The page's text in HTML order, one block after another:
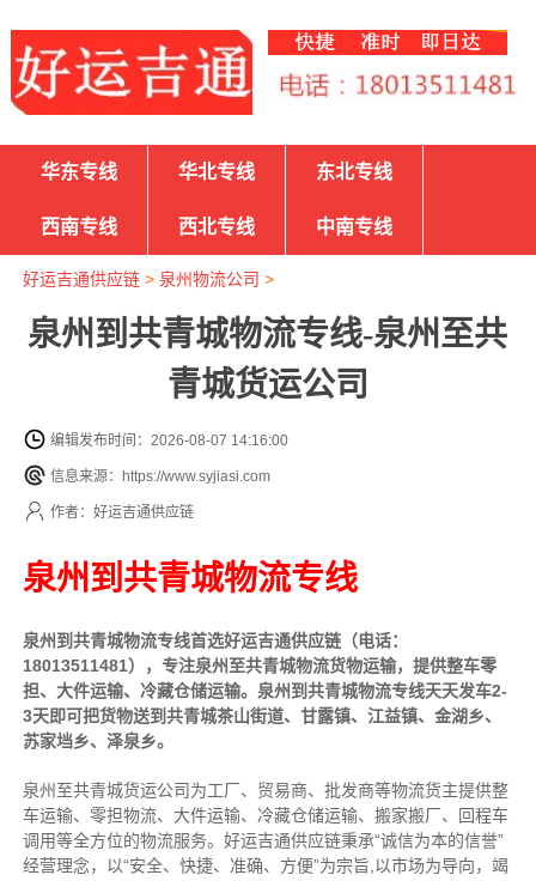
华东专线 华北专线 东北专线
西南专线 西北专线 中南专线
好运吉通供应链> 泉州物流公司 >
泉州到共青城物流专线-泉州至共
青城货运公司
编辑发布时间：2026-08-07 14:16:00
信息来源：https://www.syjiasi.com
作者：好运吉通供应链
泉州到共青城物流专线
泉州到共青城物流专线首选好运吉通供应链（电话：
18013511481），专注泉州至共青城物流货物运输，提供整车零
担、大件运输、冷藏仓储运输。泉州到共青城物流专线天天发车2-
3天即可把货物送到共青城茶山街道、甘露镇、江益镇、金湖乡、
苏家垱乡、泽泉乡。
泉州至共青城货运公司为工厂、贸易商、批发商等物流货主提供整
车运输、零担物流、大件运输、冷藏仓储运输、搬家搬厂、回程车
调用等全方位的物流服务。好运吉通供应链秉承“诚信为本的信誉”
经营理念，以“安全、快捷、准确、方便”为宗旨,以市场为导向，竭